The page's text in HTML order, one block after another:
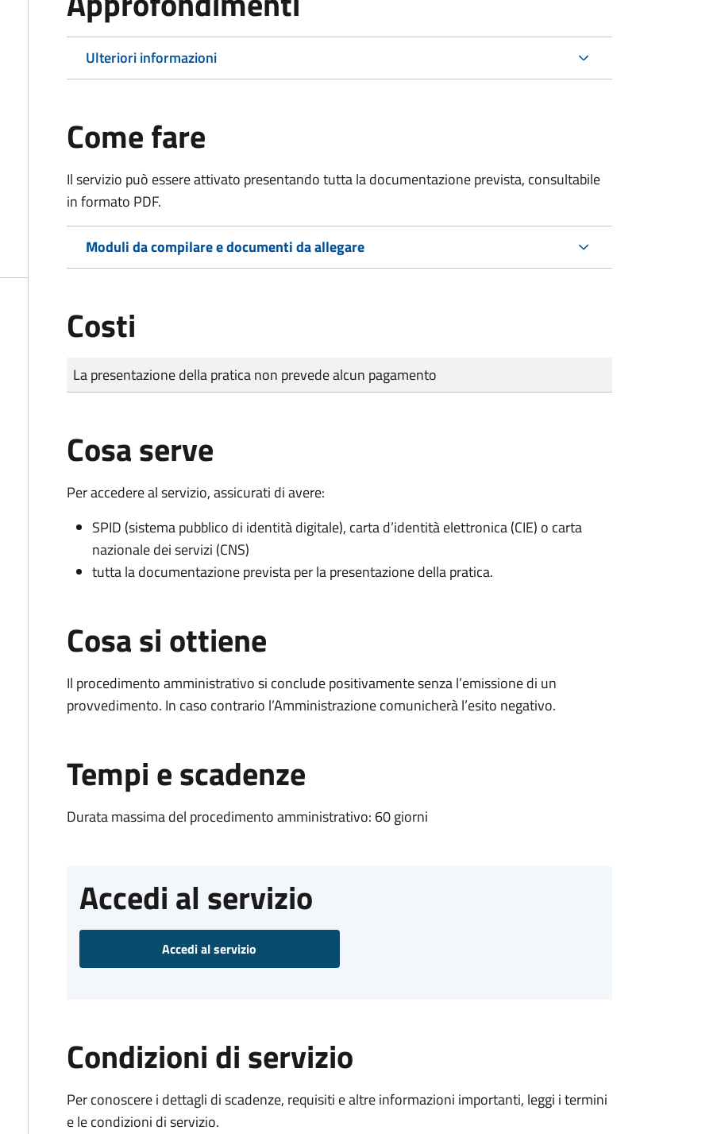
Ulteriori informazioni
Come fare
Il servizio può essere attivato presentando tutta la documentazione prevista, consultabile
in formato PDF.
Moduli da compilare e documenti da allegare
Costi
Tipo di pagamento
Importo
La presentazione della pratica non prevede alcun pagamento
Cosa serve
Per accedere al servizio, assicurati di avere:
SPID (sistema pubblico di identità digitale), carta d’identità elettronica (CIE) o carta
nazionale dei servizi (CNS)
tutta la documentazione prevista per la presentazione della pratica.
Cosa si ottiene
Il procedimento amministrativo si conclude positivamente senza l’emissione di un
provvedimento. In caso contrario l’Amministrazione comunicherà l’esito negativo.
Tempi e scadenze
Durata massima del procedimento amministrativo: 60 giorni
Accedi al servizio
Accedi al servizio
Condizioni di servizio
Per conoscere i dettagli di scadenze, requisiti e altre informazioni importanti, leggi i termini
e le condizioni di servizio.